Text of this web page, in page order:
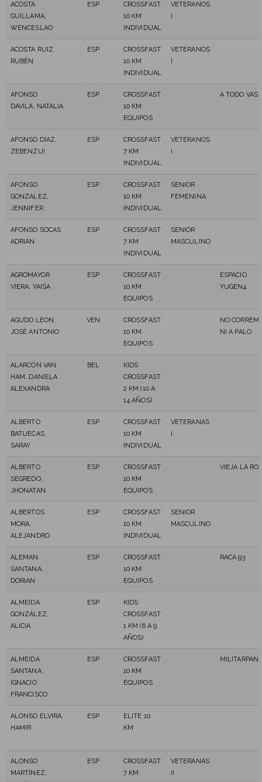
ACOSTA
GUILLAMA,
WENCESLAO
ESP
CROSSFAST
10 KM
INDIVIDUAL
VETERANOS
ACOSTA RUIZ,
RUBÉN
ESP
CROSSFAST
10 KM
INDIVIDUAL
VETERANOS
AFONSO
DAVILA, NATALIA
ESP
CROSSFAST
10 KM
EQUIPOS
A TODO VAS
AFONSO DÍAZ,
ZEBENZUI
ESP
CROSSFAST
7 KM
INDIVIDUAL
VETERANOS
AFONSO
GONZALEZ,
JENNIFER
ESP
CROSSFAST
10 KM
INDIVIDUAL
SENIOR
FEMENINA
AFONSO SOCAS,
ADRIÁN
ESP
CROSSFAST
7 KM
INDIVIDUAL
SENIOR
MASCULINO
AGROMAYOR
VIERA, YAISA
ESP
CROSSFAST
10 KM
EQUIPOS
ESPACIO
YUGEN4
AGUDO LEON,
JOSÉ ANTONIO
VEN
CROSSFAST
10 KM
EQUIPOS
NO
NI A PALO
ALARCÓN VAN
HAM, DANIELA
ALEXANDRA
BEL
KIDS
CROSSFAST
2 KM (10 A
14 AÑOS)
ALBERTO
BATUECAS,
SARAY
ESP
CROSSFAST
10 KM
INDIVIDUAL
VETERANAS
ALBERTO
SEGREDO,
JHONATAN
ESP
CROSSFAST
10 KM
EQUIPOS
VIEJA LA
ALBERTOS
MORA,
ALEJANDRO
ESP
CROSSFAST
10 KM
INDIVIDUAL
SENIOR
MASCULINO
ALEMAN
SANTANA,
DORIAN
ESP
CROSSFAST
10 KM
EQUIPOS
RACA 93
ALMEIDA
GONZÁLEZ,
ALICIA
ESP
KIDS
CROSSFAST
1 KM (6 A 9
AÑOS)
ALMEIDA
SANTANA,
IGNACIO
FRANCISCO
ESP
CROSSFAST
10 KM
EQUIPOS
ALONSO ELVIRA,
HAMIR
ESP
ELITE 10
KM
ALONSO
MARTÍNEZ,
ESP
CROSSFAST
7 KM
VETERANAS